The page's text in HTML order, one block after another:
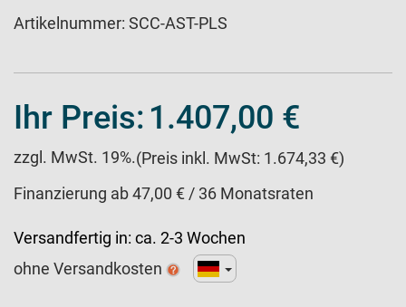
Artikelnummer: SCC-AST-PLS
Ihr Preis: 1.407,00 €
zzgl. MwSt. 19%.(Preis inkl. MwSt: 1.674,33 €)
Finanzierung ab 47,00 € / 36 Monatsraten
Versandfertig in: ca. 2-3 Wochen
ohne Versandkosten